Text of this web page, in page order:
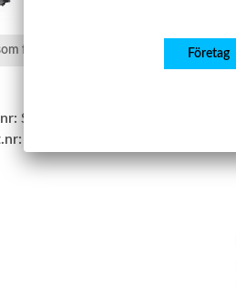
favorit
SBNS133
Företag